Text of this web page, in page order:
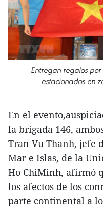
Entregan regalos
estacionados en
En el
la brigada 146,
Tran Vu Thanh, jefe
Mar e Islas, de la
Ho ChiMinh, afirmó
los afectos de los
parte continental a